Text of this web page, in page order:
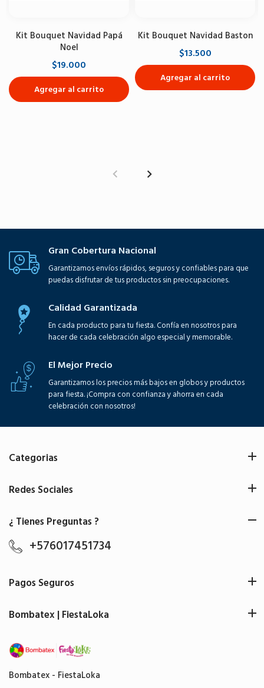
Kit Bouquet Navidad Papá
Noel
$19.000
Agregar al carrito
Kit Bouquet Navidad Baston
$13.500
Agregar al carrito
Gran Cobertura Nacional
Garantizamos envíos rápidos, seguros y confiables para que
puedas disfrutar de tus productos sin preocupaciones.
Calidad Garantizada
En cada producto para tu fiesta. Confía en nosotros para
hacer de cada celebración algo especial y memorable.
El Mejor Precio
Garantizamos los precios más bajos en globos y productos
para fiesta. ¡Compra con confianza y ahorra en cada
celebración con nosotros!
Bombatex - FiestaLoka
Categorias
Redes Sociales
¿ Tienes Preguntas ?
+576017451734
Pagos Seguros
Bombatex | FiestaLoka